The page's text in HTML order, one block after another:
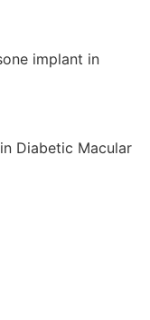
implant in
Diabetic Macular